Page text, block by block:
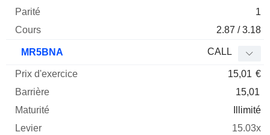
1
2.87 / 3.18
MR5BNA CALL
15,01 €
15,01
Illimité
15.03x